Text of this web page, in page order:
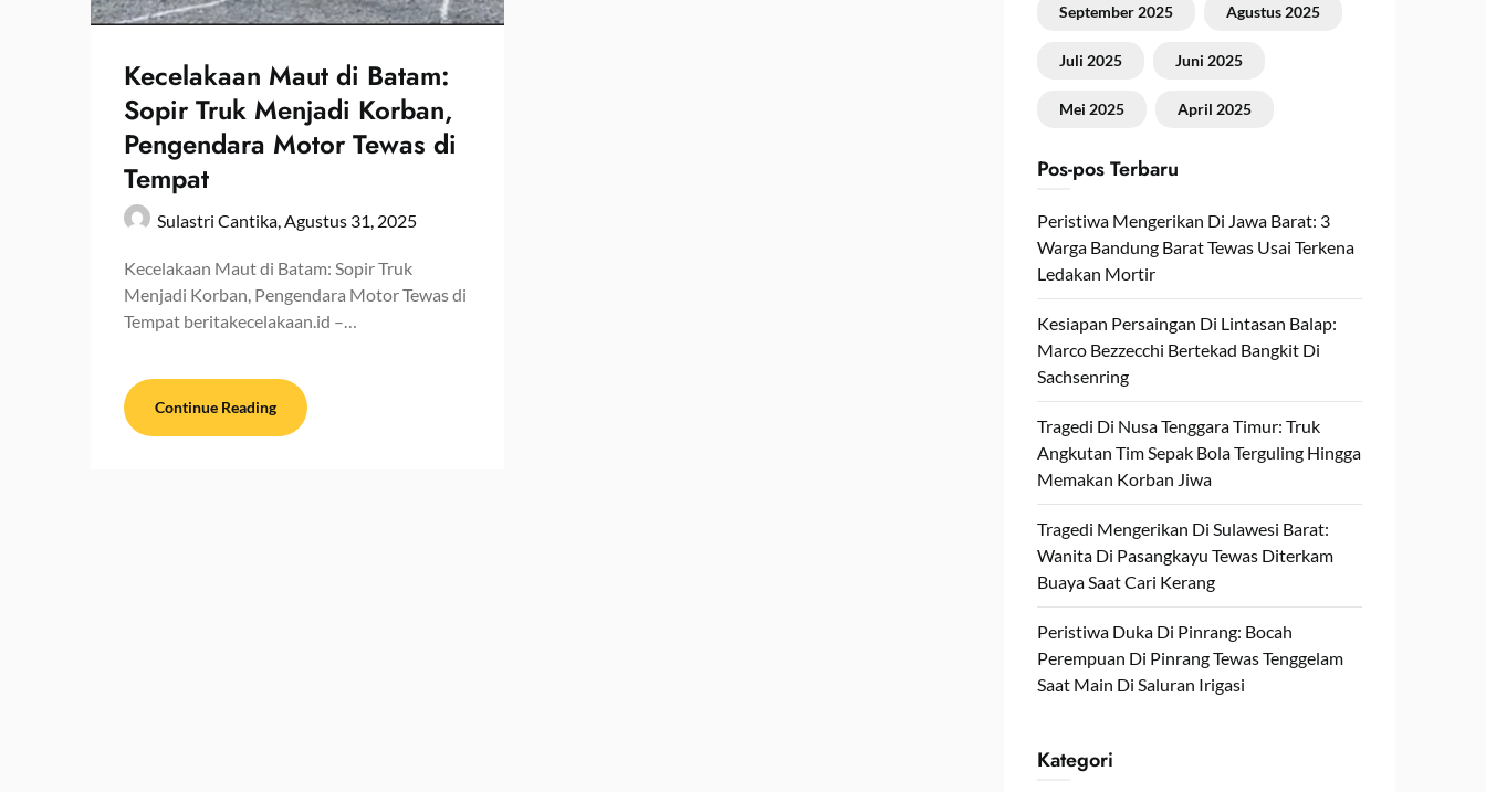
Kecelakaan Maut di Batam:
Sopir Truk Menjadi Korban,
Pengendara Motor Tewas di
Tempat
Sulastri Cantika,Agustus 31, 2025
Kecelakaan Maut di Batam: Sopir Truk
Menjadi Korban, Pengendara Motor Tewas di
Tempat beritakecelakaan.id –…
Continue Reading
September 2025 Agustus 2025
Juli 2025 Juni 2025
Mei 2025 April 2025
Pos-pos Terbaru
Peristiwa Mengerikan Di Jawa Barat: 3
Warga Bandung Barat Tewas Usai Terkena
Ledakan Mortir
Kesiapan Persaingan Di Lintasan Balap:
Marco Bezzecchi Bertekad Bangkit Di
Sachsenring
Tragedi Di Nusa Tenggara Timur: Truk
Angkutan Tim Sepak Bola Terguling Hingga
Memakan Korban Jiwa
Tragedi Mengerikan Di Sulawesi Barat:
Wanita Di Pasangkayu Tewas Diterkam
Buaya Saat Cari Kerang
Peristiwa Duka Di Pinrang: Bocah
Perempuan Di Pinrang Tewas Tenggelam
Saat Main Di Saluran Irigasi
Kategori